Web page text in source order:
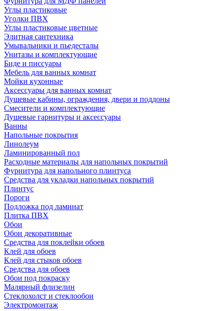
Углы пластиковые
Уголки ПВХ
Углы пластиковые цветные
Элитная сантехника
Умывальники и пьедесталы
Унитазы и комплектующие
Биде и писсуары
Мебель для ванных комнат
Мойки кухонные
Аксессуары для ванных комнат
Душевые кабины, ограждения, двери и поддоны
Смесители и комплектующие
Душевые гарнитуры и аксессуары
Ванны
Напольные покрытия
Линолеум
Ламинированный пол
Расходные материалы для напольных покрытий
Фурнитура для напольного плинтуса
Средства для укладки напольных покрытий
Плинтус
Пороги
Подложка под ламинат
Плитка ПВХ
Обои
Обои декоративные
Средства для поклейки обоев
Клей для обоев
Клей для стыков обоев
Средства для обоев
Обои под покраску
Малярный флизелин
Стеклохолст и стеклообои
Электромонтаж